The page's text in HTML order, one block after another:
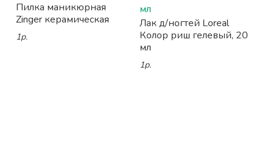
Пилка маникюрная
Zinger керамическая
1р.
Лак д/ногтей Loreal
Колор риш гелевый, 20
мл
1р.